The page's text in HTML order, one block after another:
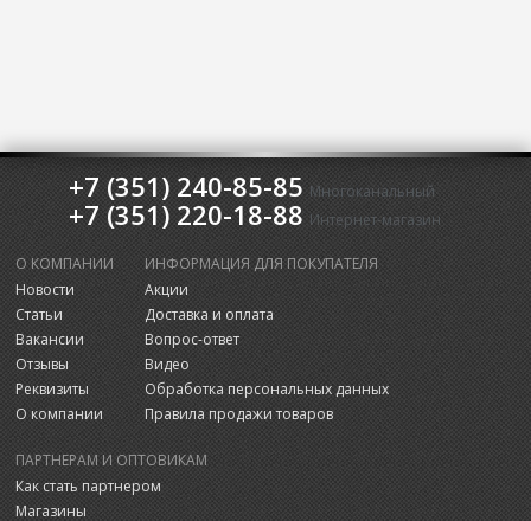
+7 (351) 240-85-85 Многоканальный
+7 (351) 220-18-88 Интернет-магазин
О КОМПАНИИ
Новости
Статьи
Вакансии
Отзывы
Реквизиты
О компании
ИНФОРМАЦИЯ ДЛЯ ПОКУПАТЕЛЯ
Акции
Доставка и оплата
Вопрос-ответ
Видео
Обработка персональных данных
Правила продажи товаров
ПАРТНЕРАМ И ОПТОВИКАМ
Как стать партнером
Магазины